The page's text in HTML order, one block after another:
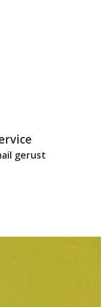
gerust